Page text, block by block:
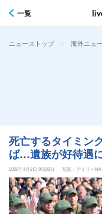
一覧
ニューストップ > 海外ニュ
死亡するタイミン
ば…遺族が好待遇
2026年4月2日 9時22分 写真：デイリー